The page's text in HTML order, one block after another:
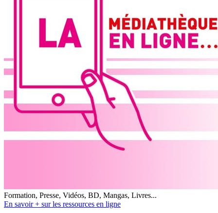
Formation, Presse, Vidéos, BD, Mangas, Livres...
En savoir + sur les ressources en ligne